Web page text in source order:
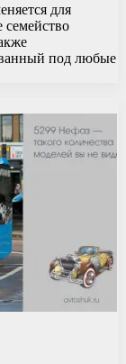
для
семейство
под любые